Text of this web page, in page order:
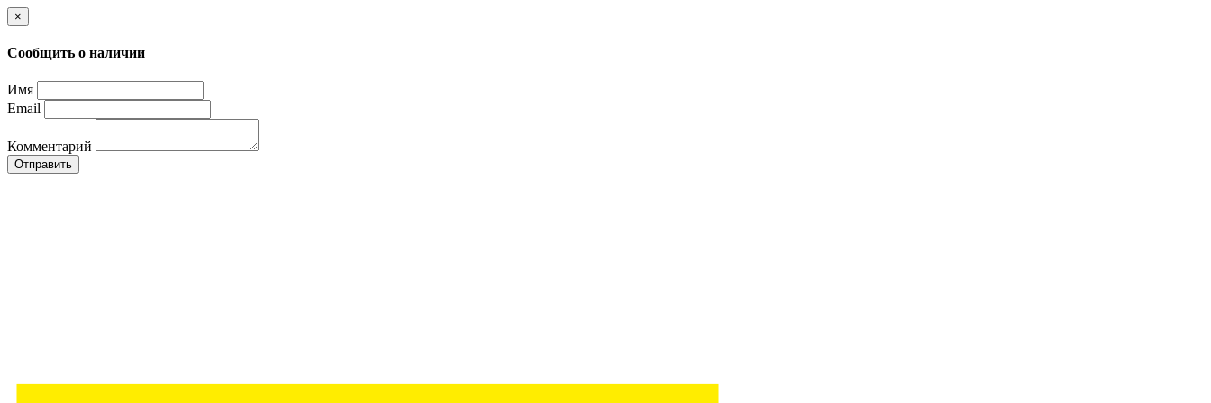
×
Сообщить о наличии
Имя
Email
Комментарий
Отправить